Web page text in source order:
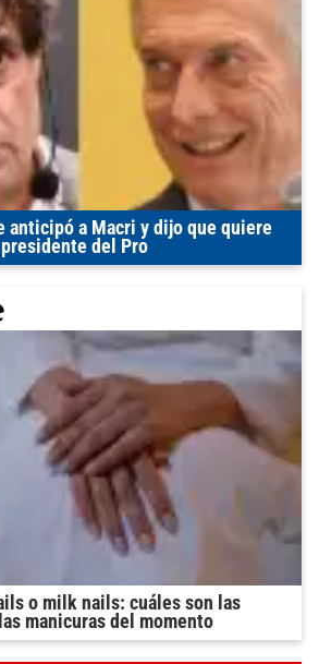
anticipó a Macri y dijo que quiere
del Pro
o milk nails: cuáles son las
manicuras del momento